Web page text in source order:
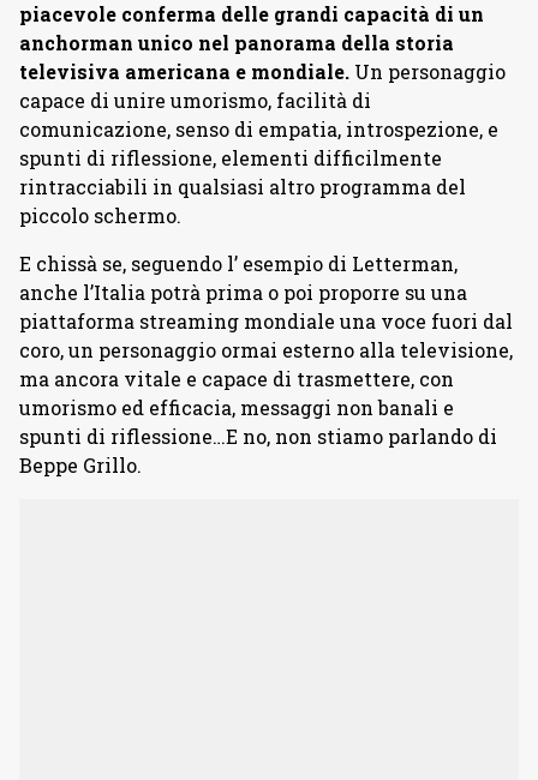
piacevole conferma delle grandi capacità di un
anchorman unico nel panorama della storia
televisiva americana e mondiale. Un personaggio
capace di unire umorismo, facilità di
comunicazione, senso di empatia, introspezione, e
spunti di riflessione, elementi difficilmente
rintracciabili in qualsiasi altro programma del
piccolo schermo.
E chissà se, seguendo l’ esempio di Letterman,
anche l’Italia potrà prima o poi proporre su una
piattaforma streaming mondiale una voce fuori dal
coro, un personaggio ormai esterno alla televisione,
ma ancora vitale e capace di trasmettere, con
umorismo ed efficacia, messaggi non banali e
spunti di riflessione…E no, non stiamo parlando di
Beppe Grillo.